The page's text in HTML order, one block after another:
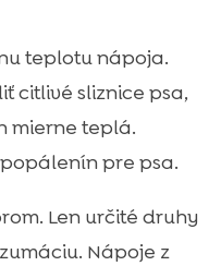
teplotu nápoja.
citlivé sliznice psa,
mierne teplá.
pre psa.
Len určité druhy
Nápoje z